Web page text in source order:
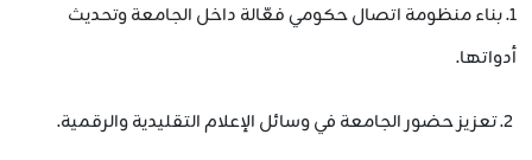
1. بناء منظومة اتصال حكومي فعّالة داخل الجامعة وتحديث
أدواتها.
2. تعزيز حضور الجامعة في وسائل الإعلام التقليدية والرقمية.